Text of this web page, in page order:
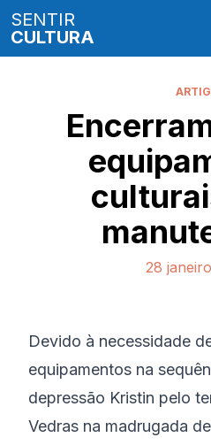
SENTIR
CULTURA
28
Devido à necessidade
equipamentos na
depressão Kristin pelo
Vedras na madrugada